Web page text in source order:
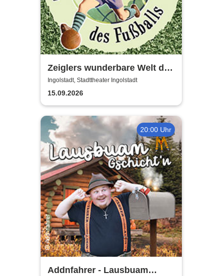
Zeiglers wunderbare Welt des
Fußballs - Immer Glück ist
Können!
Ingolstadt, Stadttheater Ingolstadt
15.09.2026
20:00 Uhr
Addnfahrer - Lausbuam